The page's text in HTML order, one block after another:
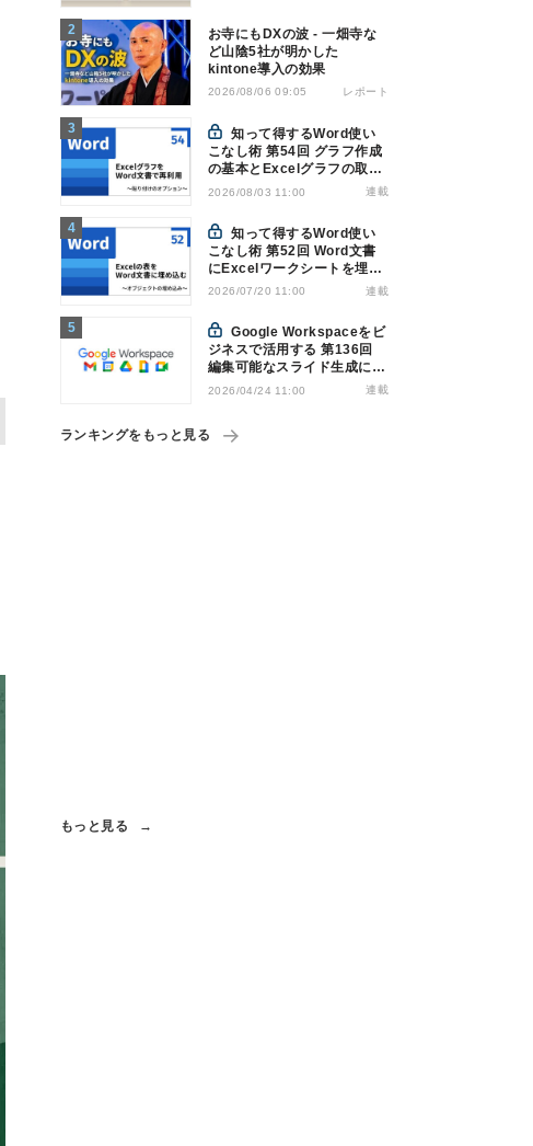
お寺にもDXの波 - 一畑寺な
ど山陰5社が明かした
kintone導入の効果
2026/08/06 09:05 レポート
知って得するWord使い
こなし術 第54回 グラフ作成
の基本とExcelグラフの取り
込み方法
2026/08/03 11:00 連載
知って得するWord使い
こなし術 第52回 Word文書
にExcelワークシートを埋め
込んで表を作る
2026/07/20 11:00 連載
Google Workspaceをビ
ジネスで活用する 第136回
編集可能なスライド生成に変
化、「Googleスライド」の
2026/04/24 11:00 連載
ランキングをもっと見る
もっと見る